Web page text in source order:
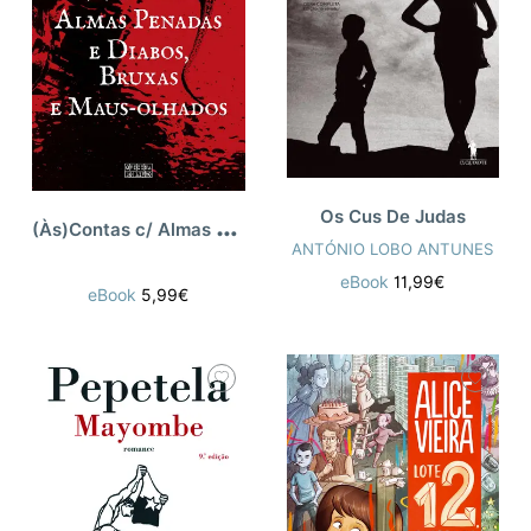
(
Às)Contas c/ Almas Penadas e Diab
eBook 5,99€
Os Cus De Judas
ANTÓNIO LOBO ANTUNES
eBook11,99€